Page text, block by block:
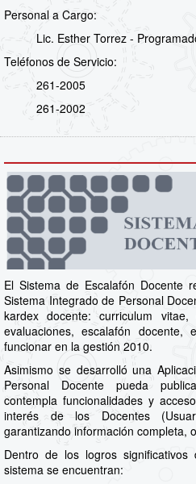
Personal a Cargo:
Lic. Esther Torrez -
Teléfonos de Servicio:
261-2005
261-2002
El Sistema de Escalafón Docente
Sistema Integrado de Personal
kardex docente: curriculum vitae,
evaluaciones, escalafón
funcionar en la gestión 2010.
Asimismo se desarrolló una
Personal Docente pueda
contempla funcionalidades y
interés de los Docentes
garantizando información completa,
Dentro de los logros
sistema se encuentran: